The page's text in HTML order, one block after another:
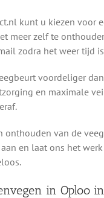
kunt u kiezen voor
meer zelf te
zodra het weer tijd
voordeliger
en maximale
onthouden van de
en laat ons het
in Oploo